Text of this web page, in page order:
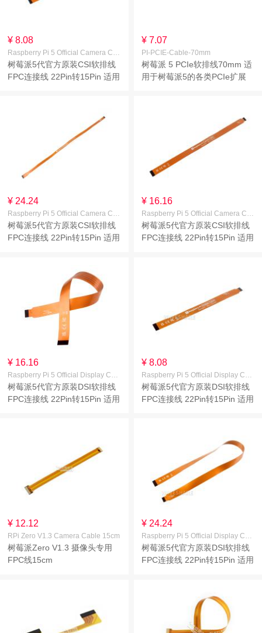
¥ 7.07
PI-PCIE-Cable-70mm
树莓派 5 PCIe软排线70mm 适
用于树莓派5的各类PCIe扩展
¥ 8.08
树莓派5代官方原装CSI软排线
FPC连接线 22Pin转15Pin 适用
¥ 16.16
Raspberry Pi 5 Official Camera Cable 300mm
树莓派5代官方原装CSI软排线
FPC连接线 22Pin转15Pin 适用
¥ 24.24
Raspberry Pi 5 Official Camera Cable 500mm
树莓派5代官方原装CSI软排线
FPC连接线 22Pin转15Pin 适用
¥ 8.08
Raspberry Pi 5 Official Display Cable 200mm
树莓派5代官方原装DSI软排线
FPC连接线 22Pin转15Pin 适用
¥ 16.16
Raspberry Pi 5 Official Display Cable 300mm
树莓派5代官方原装DSI软排线
FPC连接线 22Pin转15Pin 适用
¥ 24.24
Raspberry Pi 5 Official Display Cable 500mm
树莓派5代官方原装DSI软排线
FPC连接线 22Pin转15Pin 适用
¥ 12.12
RPi Zero V1.3 Camera Cable 15cm
树莓派Zero V1.3 摄像头专用
FPC线15cm